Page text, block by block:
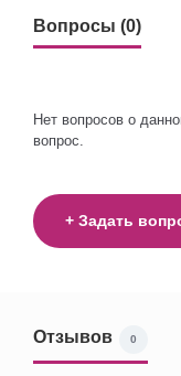
Вопросы (0)
Нет вопросов о
вопрос.
+ Задать
Отзывов 0